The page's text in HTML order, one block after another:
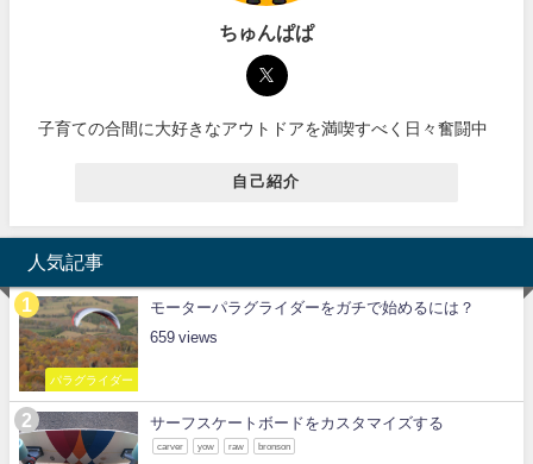
ちゅんぱぱ
子育ての合間に大好きなアウトドアを満喫すべく日々奮闘中
自己紹介
人気記事
パラグライダー
モーターパラグライダーをガチで始めるには？
659
サーフスケートボードをカスタマイズする
carver yow raw bronson